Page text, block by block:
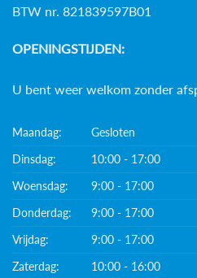
BTW nr. 821839597B01
OPENINGSTIJDEN:
U bent weer welkom zonder
Maandag:
Gesloten
Dinsdag:
10:00 - 17:00
Woensdag:
9:00 - 17:00
Donderdag:
9:00 - 17:00
Vrijdag:
9:00 - 17:00
Zaterdag:
10:00 - 16:00